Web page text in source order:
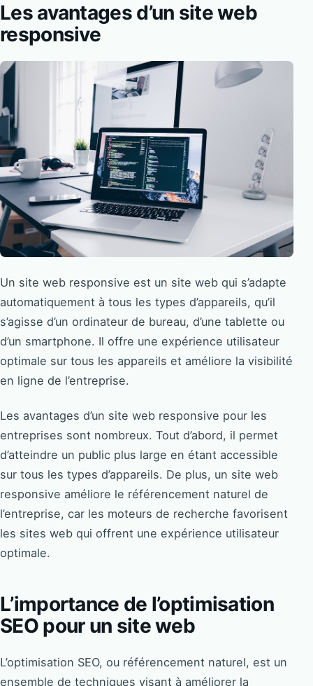
Les avantages d’un site web
responsive
Un site web responsive est un site web qui s’adapte
automatiquement à tous les types d’appareils, qu’il
s’agisse d’un ordinateur de bureau, d’une tablette ou
d’un smartphone. Il offre une expérience utilisateur
optimale sur tous les appareils et améliore la visibilité
en ligne de l’entreprise.
Les avantages d’un site web responsive pour les
entreprises sont nombreux. Tout d’abord, il permet
d’atteindre un public plus large en étant accessible
sur tous les types d’appareils. De plus, un site web
responsive améliore le référencement naturel de
l’entreprise, car les moteurs de recherche favorisent
les sites web qui offrent une expérience utilisateur
optimale.
L’importance de l’optimisation
SEO pour un site web
L’optimisation SEO, ou référencement naturel, est un
ensemble de techniques visant à améliorer la